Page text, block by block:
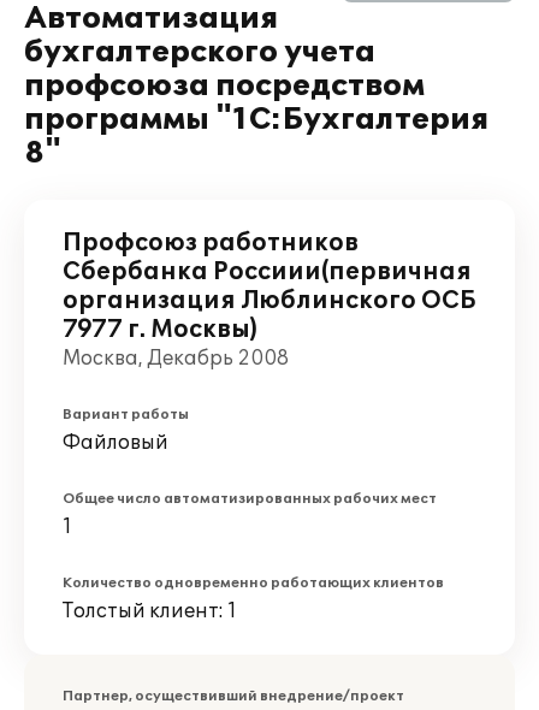
Автоматизация
бухгалтерского учета
профсоюза посредством
программы "1С:Бухгалтерия
8"
Профсоюз работников
Сбербанка Россиии(первичная
организация Люблинского ОСБ
7977 г. Москвы)
Москва, Декабрь 2008
Вариант работы
Файловый
Общее число автоматизированных рабочих мест
1
Количество одновременно работающих клиентов
Толстый клиент: 1
Партнер, осуществивший внедрение/проект